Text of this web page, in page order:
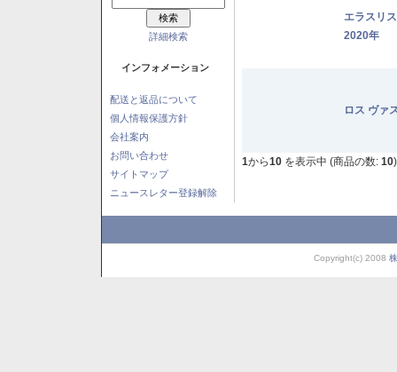
詳細検索
インフォメーション
配送と返品について
個人情報保護方針
会社案内
お問い合わせ
サイトマップ
ニュースレター登録解除
エラスリ
2020年
ロス ヴァ
1から10 を表示中 (商品の数: 10)
Copyright(c) 2008